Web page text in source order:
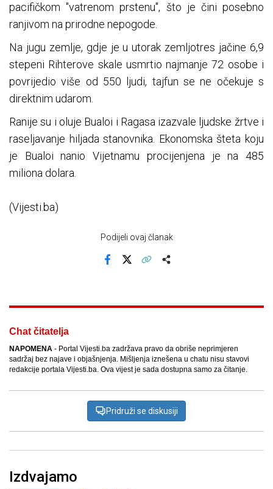
pacifičkom "vatrenom prstenu", što je čini posebno
ranjivom na prirodne nepogode.
Na jugu zemlje, gdje je u utorak zemljotres jačine 6,9
stepeni Rihterove skale usmrtio najmanje 72 osobe i
povrijedio više od 550 ljudi, tajfun se ne očekuje s
direktnim udarom.
Ranije su i oluje Bualoi i Ragasa izazvale ljudske žrtve i
raseljavanje hiljada stanovnika. Ekonomska šteta koju
je Bualoi nanio Vijetnamu procijenjena je na 485
miliona dolara.
(Vijesti.ba)
Podijeli ovaj članak
Chat čitatelja
NAPOMENA - Portal Vijesti.ba zadržava pravo da obriše neprimjeren
sadržaj bez najave i objašnjenja. Mišljenja iznešena u chatu nisu stavovi
redakcije portala Vijesti.ba. Ova vijest je sada dostupna samo za čitanje.
Pridruži se diskusiji
Izdvajamo